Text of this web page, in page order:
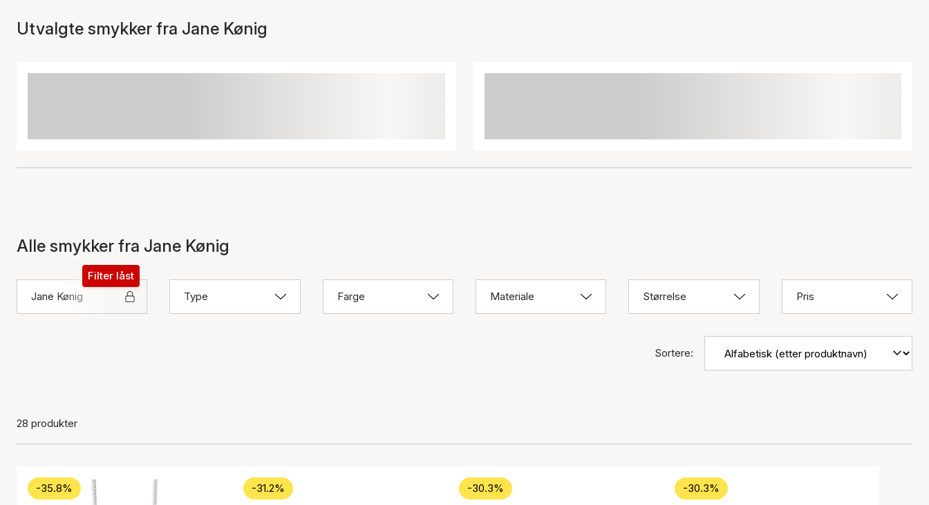
Utvalgte smykker fra Jane Kønig
Alle smykker fra Jane Kønig
Jane Kønig
Filter låst
Type
Farge Materiale Størrelse Pris
Sortere:
28 produkter
-35.8% -31.2% -30.3% -30.3%